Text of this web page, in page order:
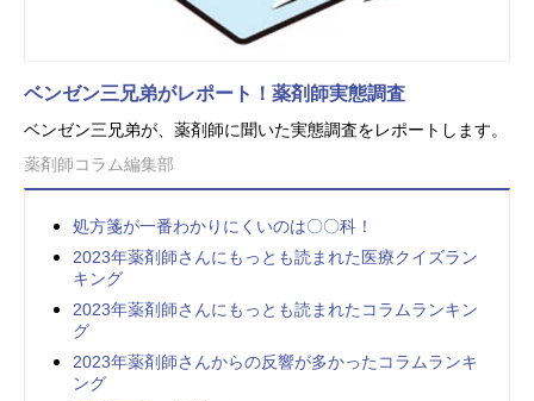
ベンゼン三兄弟がレポート！薬剤師実態調査
ベンゼン三兄弟が、薬剤師に聞いた実態調査をレポートします。
薬剤師コラム編集部
処方箋が一番わかりにくいのは〇〇科！
2023年薬剤師さんにもっとも読まれた医療クイズラン
キング
2023年薬剤師さんにもっとも読まれたコラムランキン
グ
2023年薬剤師さんからの反響が多かったコラムランキ
ング